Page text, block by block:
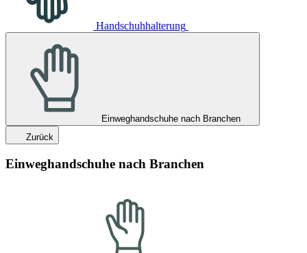
Handschuhhalterung
Einweghandschuhe nach Branchen
Zurück
Einweghandschuhe nach Branchen